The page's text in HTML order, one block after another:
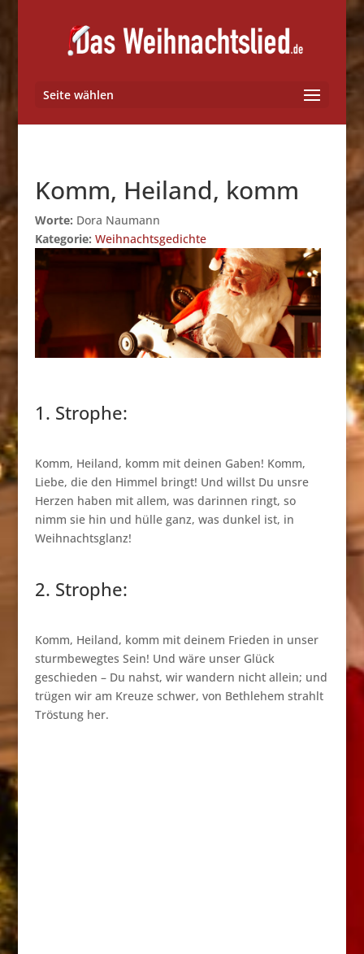
Seite wählen
Komm, Heiland, komm
Worte: Dora Naumann
Kategorie: Weihnachtsgedichte
1. Strophe:
Komm, Heiland, komm mit deinen Gaben! Komm,
Liebe, die den Himmel bringt! Und willst Du unsre
Herzen haben mit allem, was darinnen ringt, so
nimm sie hin und hülle ganz, was dunkel ist, in
Weihnachtsglanz!
2. Strophe:
Komm, Heiland, komm mit deinem Frieden in unser
sturmbewegtes Sein! Und wäre unser Glück
geschieden – Du nahst, wir wandern nicht allein; und
trügen wir am Kreuze schwer, von Bethlehem strahlt
Tröstung her.